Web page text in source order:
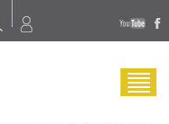
Search